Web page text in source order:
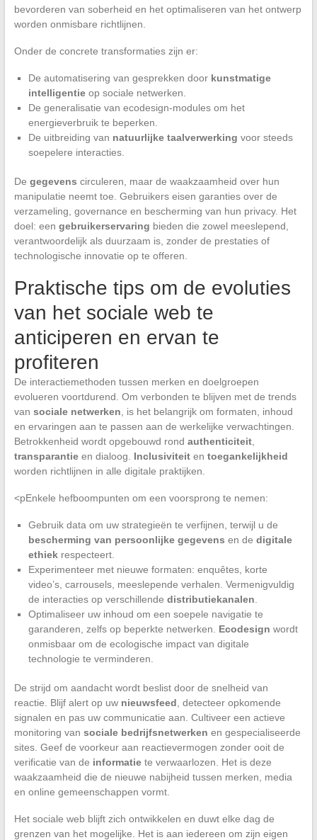
bevorderen van soberheid en het optimaliseren van het ontwerp
worden onmisbare richtlijnen.
Onder de concrete transformaties zijn er:
De automatisering van gesprekken door kunstmatige
intelligentieop sociale netwerken.
De generalisatie van ecodesign-modules om het
energieverbruik te beperken.
De uitbreiding van natuurlijke taalverwerking voor steeds
soepelere interacties.
De gegevens circuleren, maar de waakzaamheid over hun
manipulatie neemt toe. Gebruikers eisen garanties over de
verzameling, governance en bescherming van hun privacy. Het
doel: een gebruikerservaring bieden die zowel meeslepend,
verantwoordelijk als duurzaam is, zonder de prestaties of
technologische innovatie op te offeren.
Praktische tips om de evoluties
van het sociale web te
anticiperen en ervan te
profiteren
De interactiemethoden tussen merken en doelgroepen
evolueren voortdurend. Om verbonden te blijven met de trends
van sociale netwerken , is het belangrijk om formaten, inhoud
en ervaringen aan te passen aan de werkelijke verwachtingen.
Betrokkenheid wordt opgebouwd rond authenticiteit,
transparantieen dialoog. Inclusiviteiten toegankelijkheid
worden richtlijnen in alle digitale praktijken.
<pEnkele hefboompunten om een voorsprong te nemen:
Gebruik data om uw strategieën te verfijnen, terwijl u de
bescherming van persoonlijke gegevens en de digitale
ethiekrespecteert.
Experimenteer met nieuwe formaten: enquêtes, korte
video’s, carrousels, meeslepende verhalen. Vermenigvuldig
de interacties op verschillende distributiekanalen
Optimaliseer uw inhoud om een soepele navigatie te
garanderen, zelfs op beperkte netwerken. Ecodesign wordt
onmisbaar om de ecologische impact van digitale
technologie te verminderen.
De strijd om aandacht wordt beslist door de snelheid van
reactie. Blijf alert op uw nieuwsfeed , detecteer opkomende
signalen en pas uw communicatie aan. Cultiveer een actieve
monitoring van sociale bedrijfsnetwerken en gespecialiseerde
sites. Geef de voorkeur aan reactievermogen zonder ooit de
verificatie van de informatiete verwaarlozen. Het is deze
waakzaamheid die de nieuwe nabijheid tussen merken, media
en online gemeenschappen vormt.
Het sociale web blijft zich ontwikkelen en duwt elke dag de
grenzen van het mogelijke. Het is aan iedereen om zijn eigen